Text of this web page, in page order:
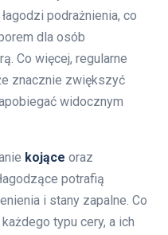
podrażnienia, co
dla osób
Co więcej, regularne
znacznie zwiększyć
widocznym
kojące oraz
potrafią
i stany zapalne. Co
typu cery, a ich